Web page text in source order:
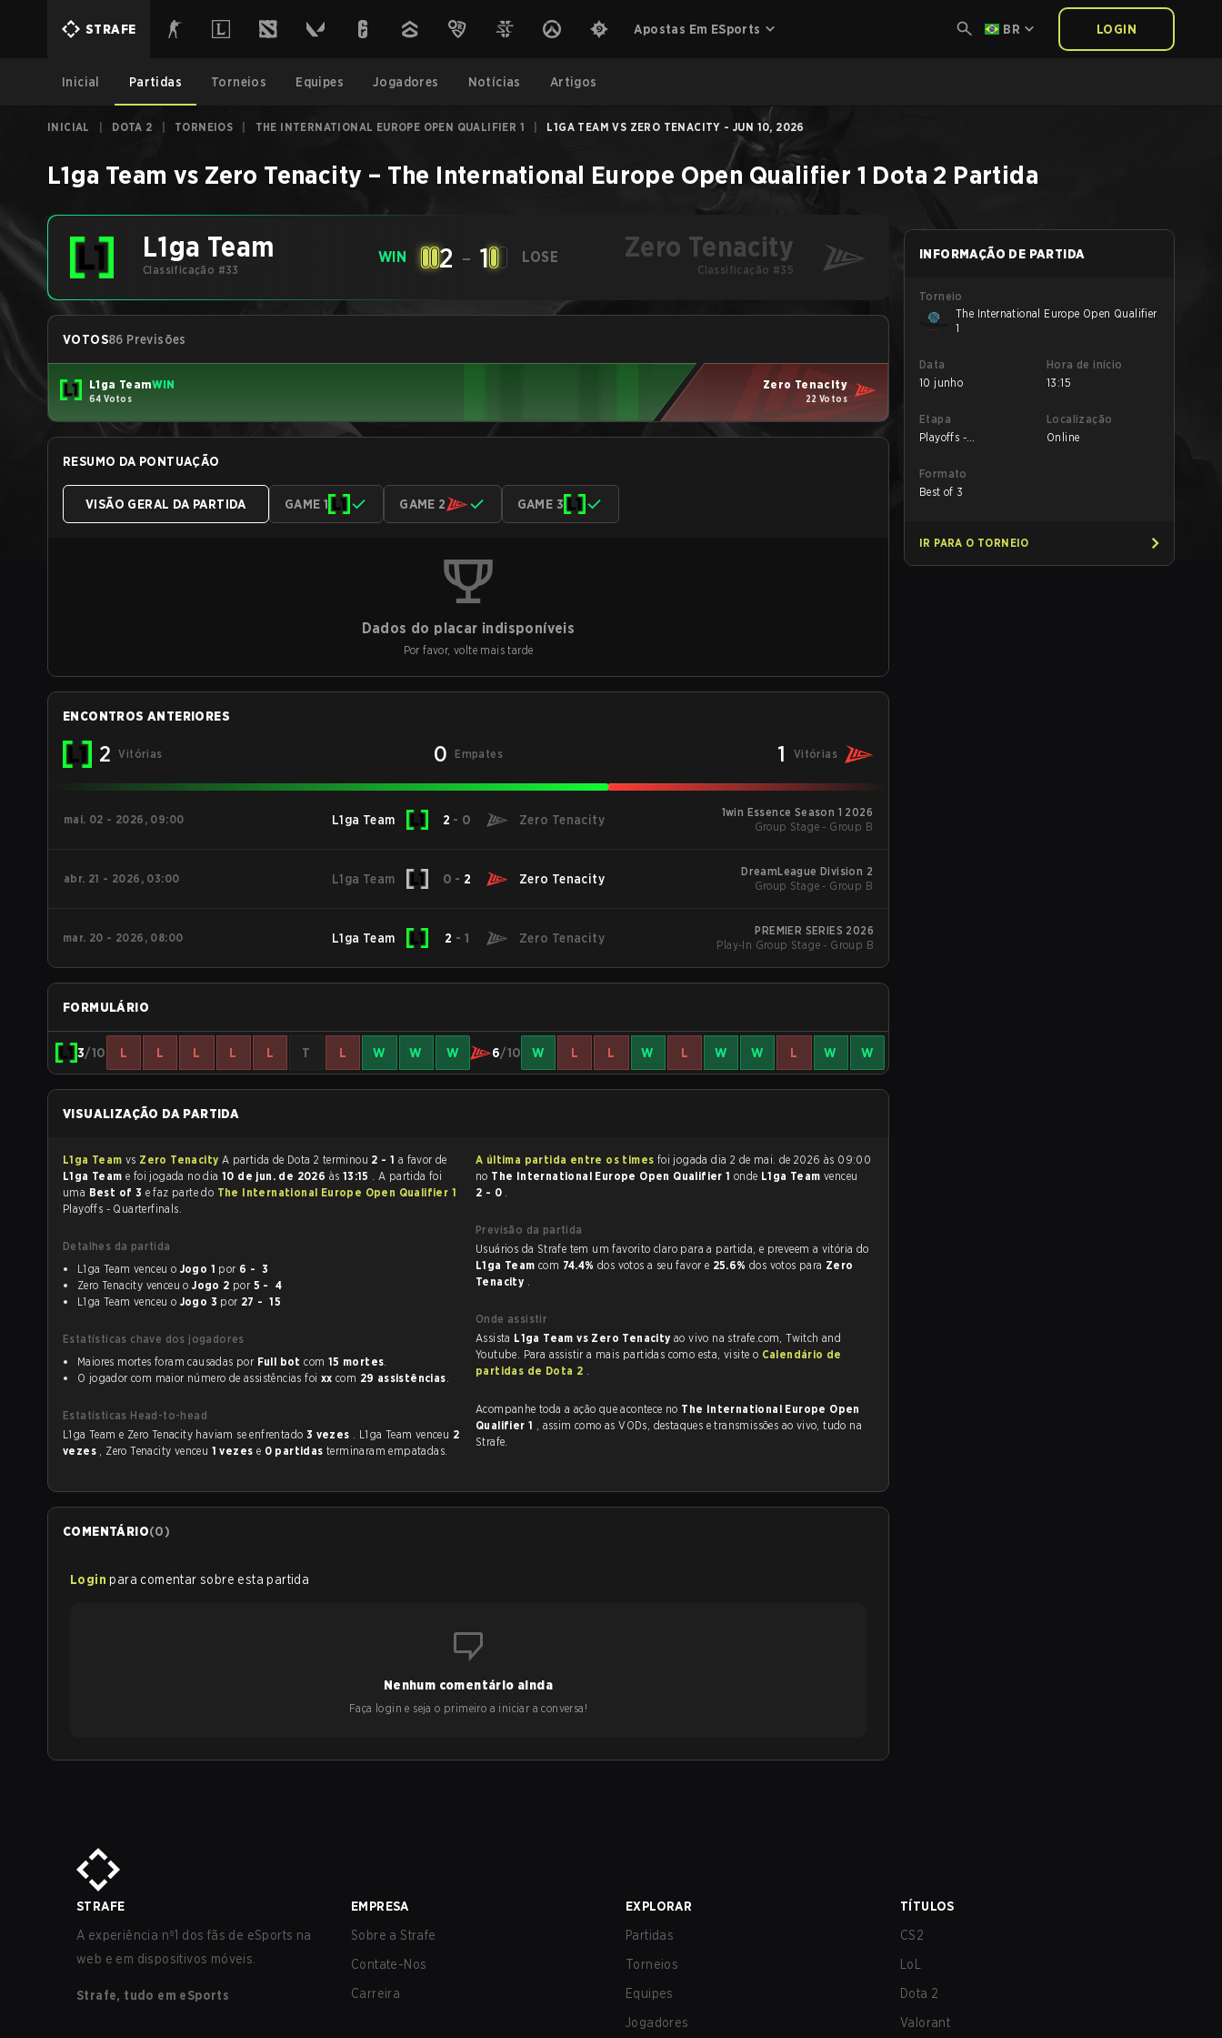
STRAFE Apostas Em ESports BR LOGIN
Inicial Partidas Torneios Equipes Jogadores Notícias Artigos
INICIAL DOTA 2 TORNEIOS THE INTERNATIONAL EUROPE OPEN QUALIFIER 1 L1GA TEAM VS ZERO TENACITY - JUN 10, 2026
L1ga Team vs Zero Tenacity – The International Europe Open Qualifier 1 Dota 2 Partida
L1ga Team
Classificação #33
WIN 2 - 1 LOSE Zero Tenacity
Classificação #35
VOTOS86 Previsões
L1ga TeamWIN
64 Votos
Zero Tenacity
22 Votos
RESUMO DA PONTUAÇÃO
VISÃO GERAL DA PARTIDA GAME 1 GAME 2 GAME 3
Dados do placar indisponíveis
Por favor, volte mais tarde
ENCONTROS ANTERIORES
2 Vitórias 0 Empates 1 Vitórias
mai. 02 - 2026, 09:00 L1ga Team 2 - 0 Zero Tenacity
1win Essence Season 1 2026
Group Stage - Group B
abr. 21 - 2026, 03:00 L1ga Team 0 - 2 Zero Tenacity
DreamLeague Division 2
Group Stage - Group B
mar. 20 - 2026, 08:00 L1ga Team 2 - 1 Zero Tenacity
PREMIER SERIES 2026
Play-In Group Stage - Group B
FORMULÁRIO
3/10 L L L L L T L W W W 6/10 W L L W L W W L W W
VISUALIZAÇÃO DA PARTIDA
L1ga Team vs Zero Tenacity A partida de Dota 2 terminou 2 - 1 a favor de
L1ga Team
e foi jogada no dia 10 de jun. de 2026 às 13:15 . A partida foi
uma Best of 3 e faz parte do The International Europe Open Qualifier 1
Playoffs - Quarterfinals.
Detalhes da partida
L1ga Team venceu o Jogo 1 por
6 - 3
Zero Tenacity venceu oJogo 2 por
5 - 4
L1ga Team venceu o Jogo 3 por 27 - 15
Estatísticas chave dos jogadores
Maiores mortes foram causadas por Full bot com 15 mortes.
O jogador com maior número de assistências foi xx com 29 assistências.
Estatísticas Head-to-head
L1ga Team e Zero Tenacity haviam se enfrentado 3 vezes . L1ga Team venceu 2
vezes , Zero Tenacity venceu 1 vezes e 0 partidas terminaram empatadas.
A última partida entre os times
no The International Europe Open Qualifier 1 onde L1ga Team venceu
2 - 0 .
Previsão da partida
Usuários da Strafe tem um favorito claro para a partida, e preveem a vitória do
L1ga Team com 74.4% dos votos a seu favor e 25.6% dos votos para Zero
Tenacity .
Onde assistir
Assista L1ga Team vs Zero Tenacity ao vivo na strafe.com, Twitch and
Youtube. Para assistir a mais partidas como esta, visite o Calendário de
partidas de Dota 2 .
Acompanhe toda a ação que acontece no The International Europe Open
Qualifier 1 , assim como as VODs, destaques e transmissões ao vivo, tudo na
Strafe.
COMENTÁRIO(0)
Login para comentar sobre esta partida
Nenhum comentário ainda
Faça login e seja o primeiro a iniciar a conversa!
INFORMAÇÃO DE PARTIDA
Torneio
The International Europe Open Qualifier
1
Data
10 junho
Hora de início
13:15
Etapa
Playoffs -
Localização
Online
Formato
Best of 3
IR PARA O TORNEIO
STRAFE
A experiência nº1 dos fãs de eSports na
web e em dispositivos móveis.
Strafe, tudo em eSports
EMPRESA
Sobre a Strafe
Contate-Nos
Carreira
EXPLORAR
Partidas
Torneios
Equipes
Jogadores
TÍTULOS
CS2
LoL
Dota 2
Valorant